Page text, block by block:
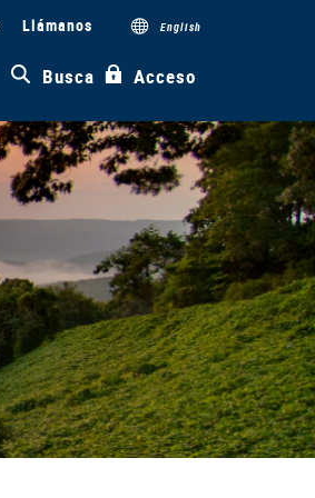
Llámanos English
Busca Acceso